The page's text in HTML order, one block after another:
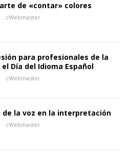
de «contar» colores
cWebmaster
para profesionales de la
Día del Idioma Español
cWebmaster
de la voz en la interpretación
cWebmaster